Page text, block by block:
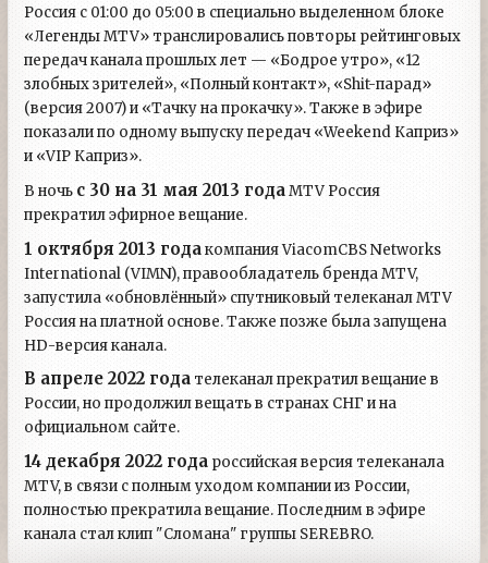
Россия с 01:00 до 05:00 в специально выделенном блоке
«Легенды MTV» транслировались повторы рейтинговых
передач канала прошлых лет — «Бодрое утро», «12
злобных зрителей», «Полный контакт», «Shit-парад»
(версия 2007) и «Тачку на прокачку». Также в эфире
показали по одному выпуску передач «Weekend Каприз»
и «VIP Каприз».
В ночь с 30 на 31 мая 2013 годаMTV Россия
прекратил эфирное вещание.
1 октября 2013 годакомпания ViacomCBS Networks
International (VIMN), правообладатель бренда MTV,
запустила «обновлённый» спутниковый телеканал MTV
Россия на платной основе. Также позже была запущена
HD-версия канала.
В апреле 2022 года телеканал прекратил вещание в
России, но продолжил вещать в странах СНГ и на
официальном сайте.
14 декабря 2022 года российская версия телеканала
MTV, в связи с полным уходом компании из России,
полностью прекратила вещание. Последним в эфире
канала стал клип "Сломана" группы SEREBRO.